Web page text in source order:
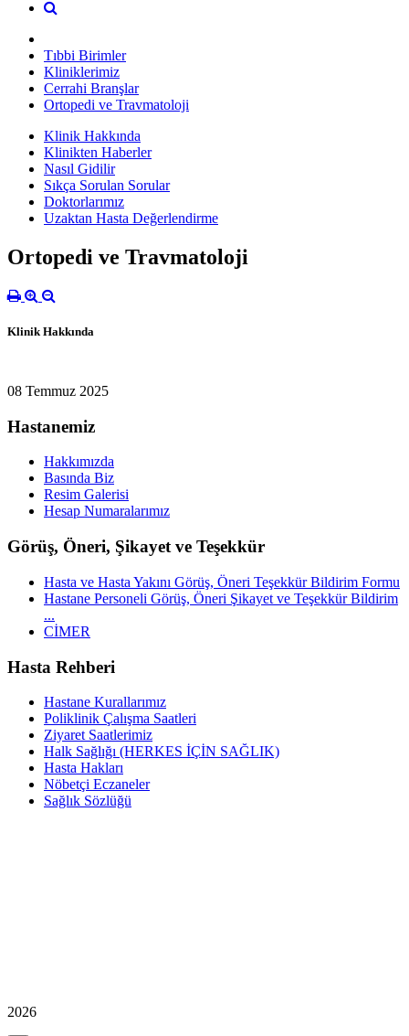
Tıbbi Birimler
Kliniklerimiz
Cerrahi Branşlar
Ortopedi ve Travmatoloji
Klinik Hakkında
Klinikten Haberler
Nasıl Gidilir
Sıkça Sorulan Sorular
Doktorlarımız
Uzaktan Hasta Değerlendirme
Ortopedi ve Travmatoloji
Klinik Hakkında
08 Temmuz 2025
Hastanemiz
Hakkımızda
Basında Biz
Resim Galerisi
Hesap Numaralarımız
Görüş, Öneri, Şikayet ve Teşekkür
Hasta ve Hasta Yakını Görüş, Öneri Teşekkür Bildirim Formu
Hastane Personeli Görüş, Öneri Şikayet ve Teşekkür Bildirim
...
CİMER
Hasta Rehberi
Hastane Kurallarımız
Poliklinik Çalışma Saatleri
Ziyaret Saatlerimiz
Halk Sağlığı (HERKES İÇİN SAĞLIK)
Hasta Hakları
Nöbetçi Eczaneler
Sağlık Sözlüğü
2026